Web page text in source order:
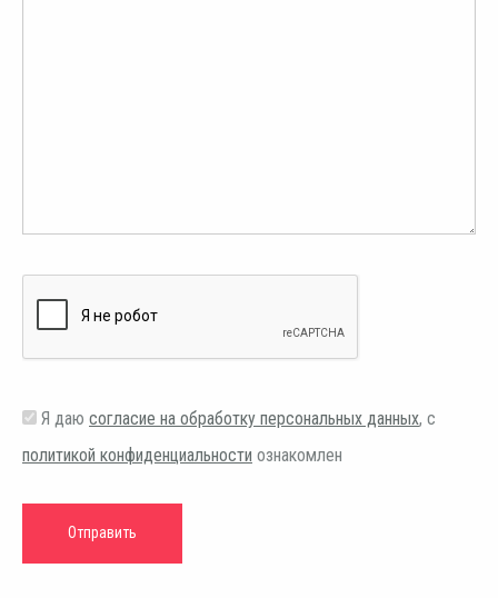
Я даю согласие на обработку персональных данных, с
политикой конфиденциальности ознакомлен